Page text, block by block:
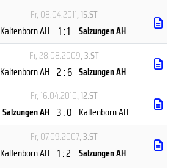
Fr, 08.04.2011, 15.ST
Kaltenborn AH
1 : 1 Salzungen AH
Fr, 28.08.2009, 3.ST
Kaltenborn AH 2 : 6 Salzungen AH
Fr, 16.04.2010, 12.ST
Salzungen AH 3 : 0 Kaltenborn AH
Fr, 07.09.2007, 3.ST
Kaltenborn AH 1 : 2 Salzungen AH